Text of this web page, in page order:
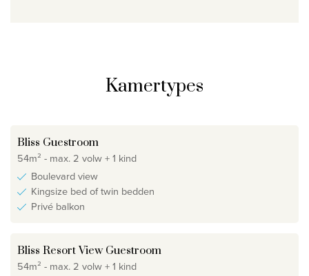
Kamertypes
Bliss Guestroom
54m² - max. 2 volw + 1 kind
Boulevard view
Kingsize bed of twin bedden
Privé balkon
Bliss Resort View Guestroom
54m² - max. 2 volw + 1 kind